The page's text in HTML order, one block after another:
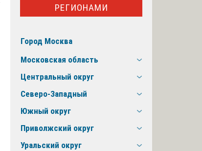
РЕГИОНАМИ
Город Москва
Московская область
Центральный округ
Северо-Западный
Южный округ
Приволжский округ
Уральский округ